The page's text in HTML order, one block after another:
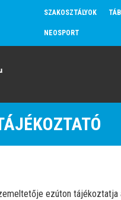
SZAKOSZTÁLYOK
NEOSPORT
ezúton